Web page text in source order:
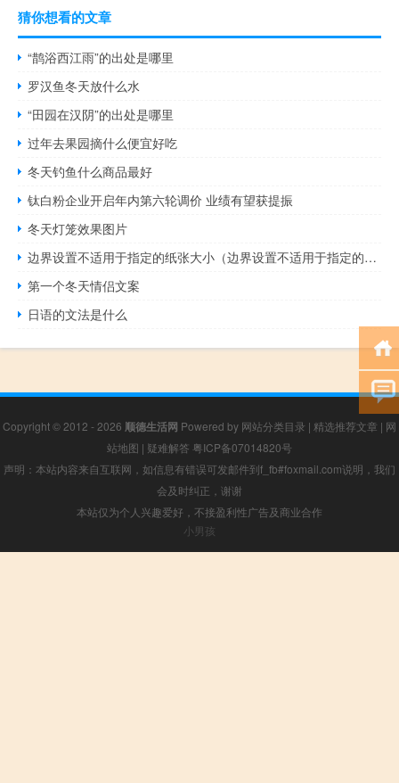
猜你想看的文章
“鹊浴西江雨”的出处是哪里
罗汉鱼冬天放什么水
“田园在汉阴”的出处是哪里
过年去果园摘什么便宜好吃
冬天钓鱼什么商品最好
钛白粉企业开启年内第六轮调价 业绩有望获提振
冬天灯笼效果图片
边界设置不适用于指定的纸张大小（边界设置不适用于指定的纸张大小）
第一个冬天情侣文案
日语的文法是什么
Copyright © 2012 - 2026 顺德生活网 Powered by 网站分类目录 | 精选推荐文章 | 网
站地图 | 疑难解答 粤ICP备07014820号
声明：本站内容来自互联网，如信息有错误可发邮件到f_fb#foxmail.com说明，我们
会及时纠正，谢谢
本站仅为个人兴趣爱好，不接盈利性广告及商业合作
小男孩